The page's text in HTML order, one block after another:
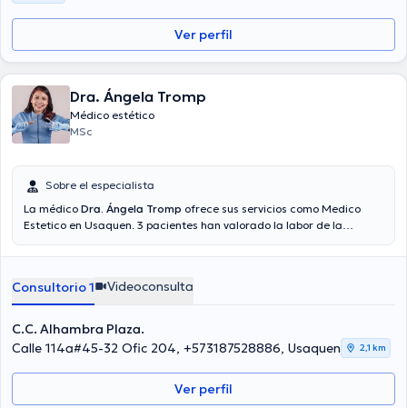
Ver perfil
Dra. Ángela Tromp
Médico estético
MSc
Sobre el especialista
La médico Dra. Ángela Tromp ofrece sus servicios como Medico
Estetico en Usaquen. 3 pacientes han valorado la labor de la
video. El precio de la consulta con la doctora Dra. Ángela Tromp es
Consultorio 1 Videoconsulta
C.C. Alhambra Plaza.
Calle 114a#45-32 Ofic 204, +573187528886, Usaquen
2,1 km
Ver perfil